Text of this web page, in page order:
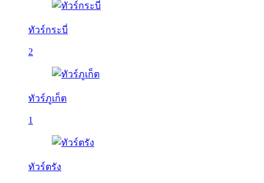
ทัวร์กระบี่
2
ทัวร์ภูเก็ต
1
ทัวร์ตรัง